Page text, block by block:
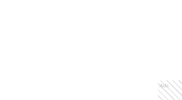
Ads